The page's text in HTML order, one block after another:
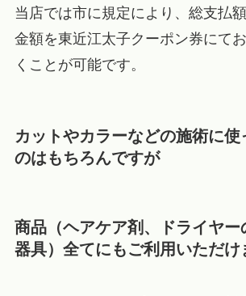
当店では市に規定により、総支払
金額を東近江太子クーポン券にて
くことが可能です。
カットやカラーなどの施術に使
のはもちろんですが
商品（ヘアケア剤、ドライヤー
器具）全てにもご利用いただけ